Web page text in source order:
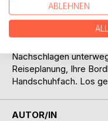
erklären wir Ihnen in
Funktionen und
und Vans wissen
Nachschlagen
Reiseplanung, Ihre
Handschuhfach. Los
AUTOR/IN
ABLEHNEN